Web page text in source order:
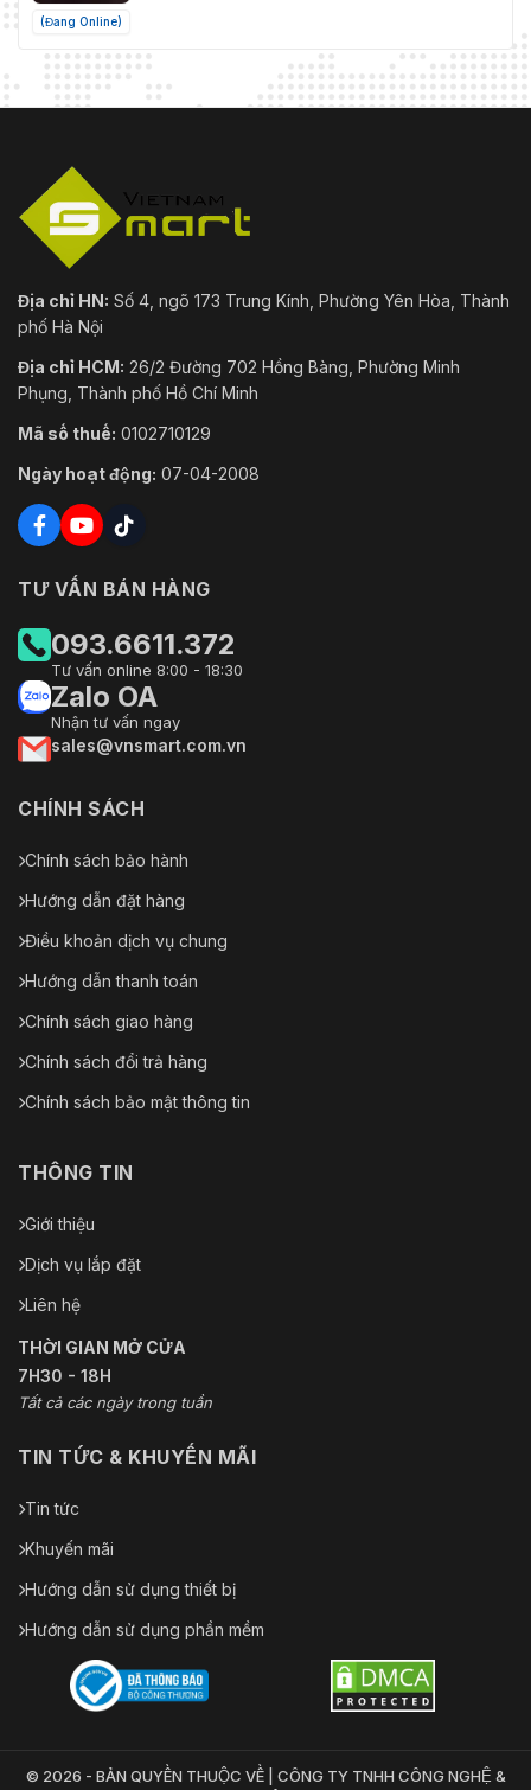
(Đang Online)
Địa chỉ HN: Số 4, ngõ 173 Trung Kính, Phường Yên Hòa, Thành
phố Hà Nội
Địa chỉ HCM: 26/2 Đường 702 Hồng Bàng, Phường Minh
Phụng, Thành phố Hồ Chí Minh
Mã số thuế: 0102710129
Ngày hoạt động: 07-04-2008
TƯ VẤN BÁN HÀNG
093.6611.372
Tư vấn online 8:00 - 18:30
Zalo OA
Nhận tư vấn ngay
sales@vnsmart.com.vn
CHÍNH SÁCH
Chính sách bảo hành
Hướng dẫn đặt hàng
Điều khoản dịch vụ chung
Hướng dẫn thanh toán
Chính sách giao hàng
Chính sách đổi trả hàng
Chính sách bảo mật thông tin
THÔNG TIN
Giới thiệu
Dịch vụ lắp đặt
Liên hệ
THỜI GIAN MỞ CỬA
7H30 - 18H
Tất cả các ngày trong tuần
TIN TỨC & KHUYẾN MÃI
Tin tức
Khuyến mãi
Hướng dẫn sử dụng thiết bị
Hướng dẫn sử dụng phần mềm
© 2026 - BẢN QUYỀN THUỘC VỀ | CÔNG TY TNHH CÔNG NGHỆ &